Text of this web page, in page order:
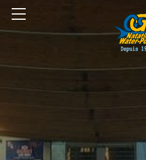
Panneau de gestion des cookies